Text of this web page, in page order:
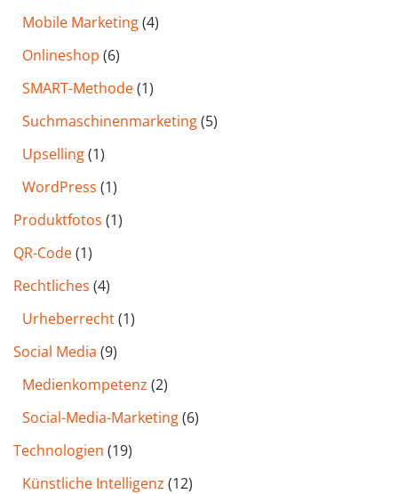
Mobile Marketing(4)
Onlineshop (6)
SMART-Methode(1)
Such­maschinen­marketing(5)
Upselling(1)
WordPress (1)
Produktfotos (1)
QR-Code(1)
Rechtliches (4)
Urheberrecht(1)
Social Media (9)
Medienkompetenz (2)
Social-Media-Marketing(6)
Technologien (19)
Künstliche Intelligenz (12)